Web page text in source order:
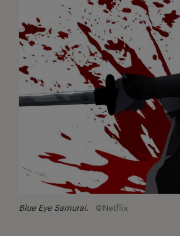
Blue Eye Samurai. ©Netflix